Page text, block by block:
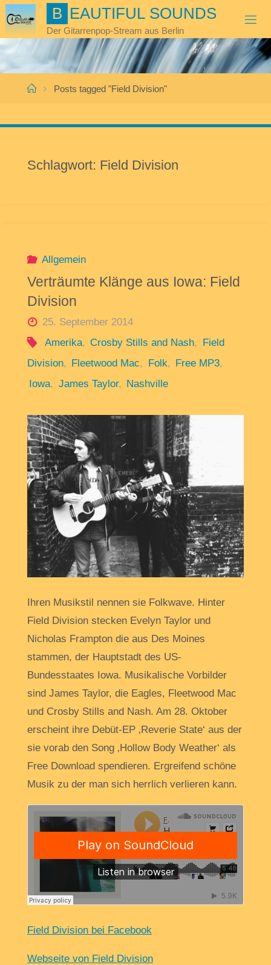
Skip
to
content
B EAUTIFUL SOUNDS
Der Gitarrenpop-Stream aus Berlin
HomePosts tagged "Field Division"
Schlagwort: Field Division
Allgemein
Verträumte Klänge aus Iowa: Field
Division
25. September 2014
Amerika, Crosby Stills and Nash,
Field
Division, Fleetwood Mac, Folk, Free MP3,
Iowa, James Taylor, Nashville
Ihren Musikstil nennen sie Folkwave. Hinter
Field Division stecken Evelyn Taylor und
Nicholas Frampton die aus Des Moines
stammen, der Hauptstadt des US-
Bundesstaates Iowa. Musikalische Vorbilder
sind James Taylor, die Eagles, Fleetwood Mac
und Crosby Stills and Nash. Am 28. Oktober
erscheint ihre Debüt-EP ‚Reverie State‘ aus der
sie vorab den Song ‚Hollow Body Weather‘ als
Free Download spendieren. Ergreifend schöne
Musik zu der man sich herrlich verlieren kann.
Field Division bei Facebook
Webseite von Field Division